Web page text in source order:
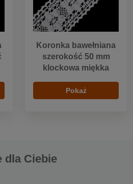
Koronka bawełniana
szerokość 50 mm
klockowa miękka
Pokaż
dla Ciebie